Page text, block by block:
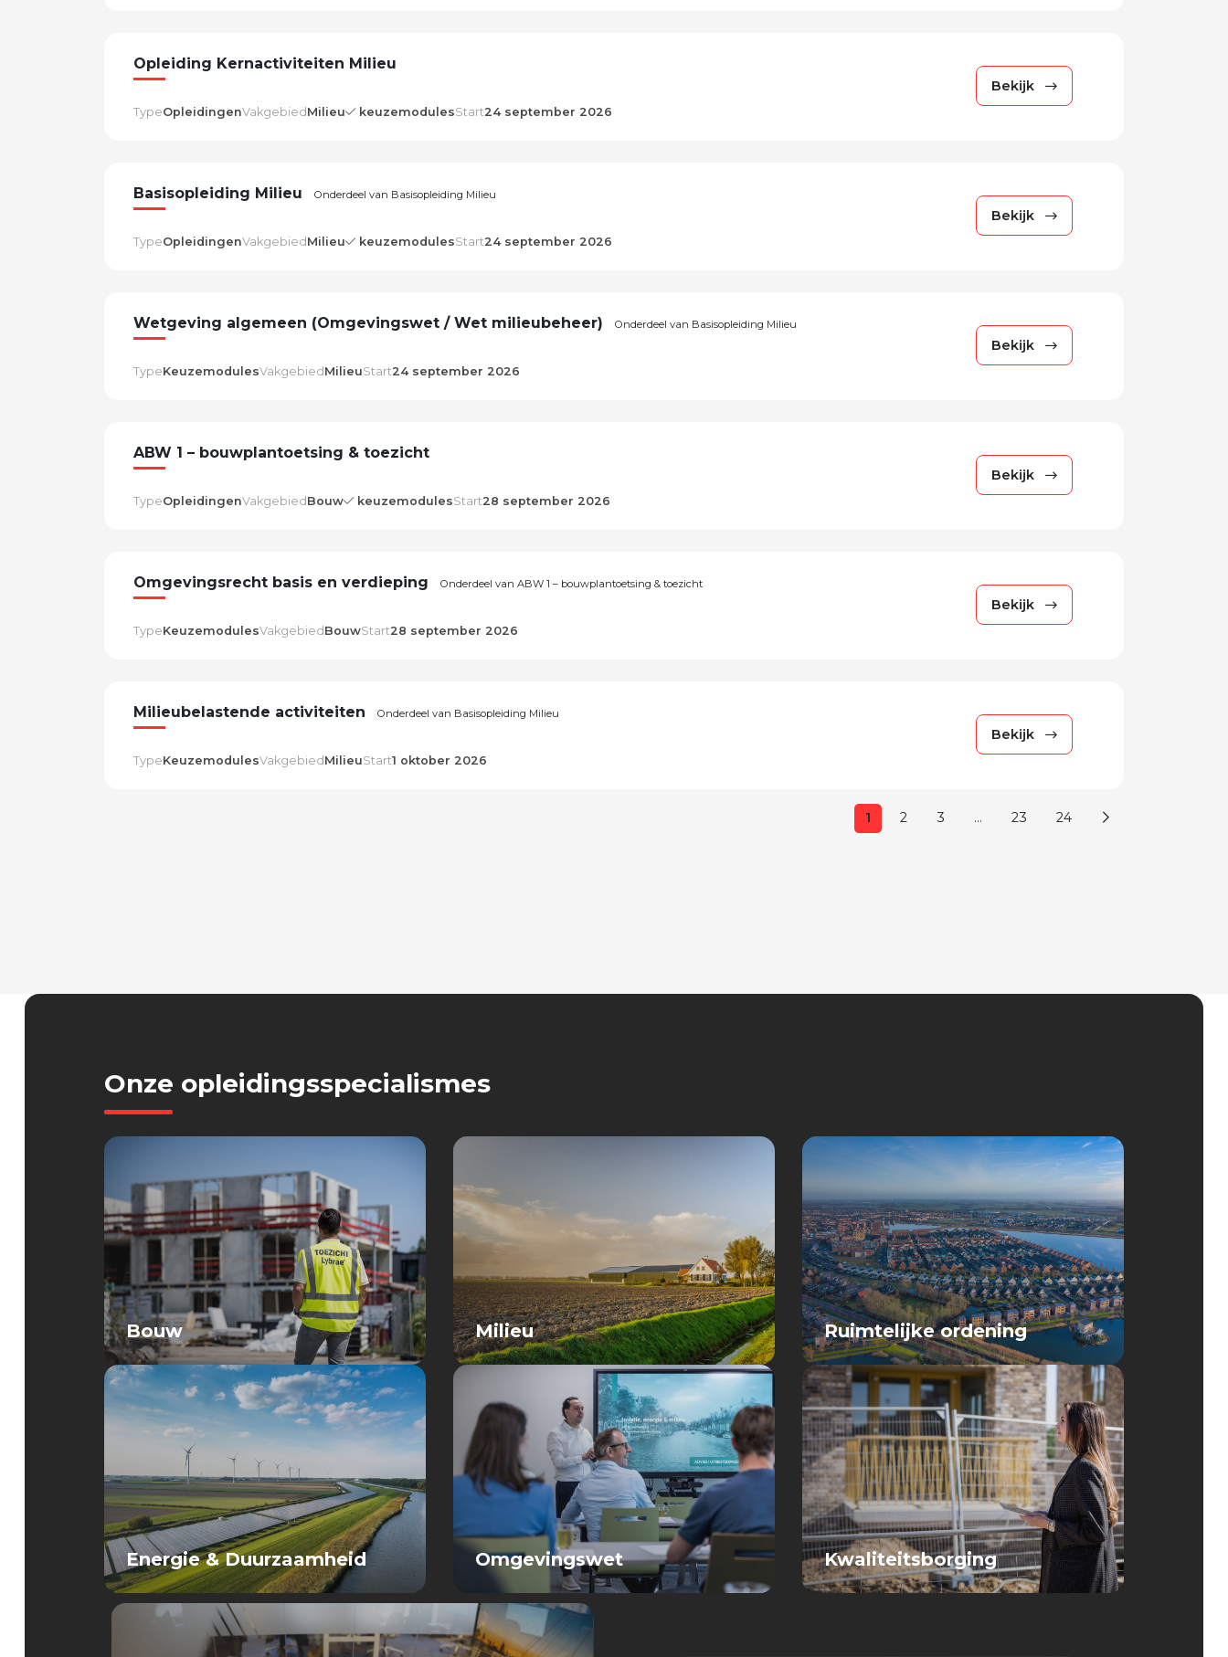
Opleiding Kernactiviteiten Milieu
TypeOpleidingenVakgebied Milieu keuzemodulesStart24 september 2026
Bekijk
Basisopleiding Milieu Onderdeel van Basisopleiding Milieu
TypeOpleidingenVakgebied Milieu keuzemodulesStart24 september 2026
Bekijk
Wetgeving algemeen (Omgevingswet / Wet milieubeheer) Onderdeel van Basisopleiding Milieu
TypeKeuzemodulesVakgebied MilieuStart24 september 2026
Bekijk
ABW 1 – bouwplantoetsing & toezicht
TypeOpleidingenVakgebied Bouw keuzemodulesStart28 september 2026
Bekijk
Omgevingsrecht basis en verdieping Onderdeel van ABW 1 – bouwplantoetsing & toezicht
TypeKeuzemodulesVakgebied BouwStart28 september 2026
Bekijk
Milieubelastende activiteiten Onderdeel van Basisopleiding Milieu
TypeKeuzemodulesVakgebied MilieuStart1 oktober 2026
Bekijk
1 2 3 … 23 24
Onze opleidingsspecialismes
Bouw Milieu Ruimtelijke ordening
Energie & Duurzaamheid Omgevingswet Kwaliteitsborging